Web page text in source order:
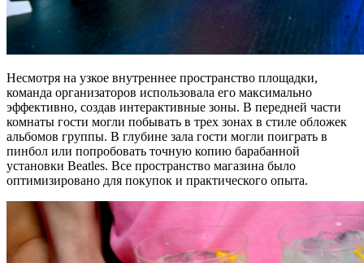
Несмотря на узкое внутреннее пространство площадки,
команда организаторов использовала его максимально
эффективно, создав интерактивные зоны. В передней части
комнаты гости могли побывать в трех зонах в стиле обложек
альбомов группы. В глубине зала гости могли поиграть в
пинбол или попробовать точную копию барабанной
установки Beatles. Все пространство магазина было
оптимизировано для покупок и практического опыта.